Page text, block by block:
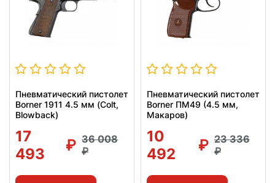
Пневматический пистолет
Borner 1911 4.5 мм (Colt,
Blowback)
17
493
36 008
Пневматический пистолет
Borner ПМ49 (4.5 мм,
Макаров)
10
492
23 336